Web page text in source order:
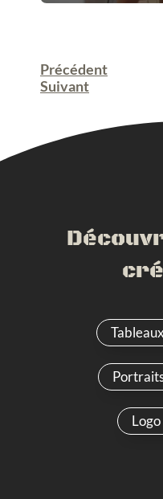
Précédent
Suivant